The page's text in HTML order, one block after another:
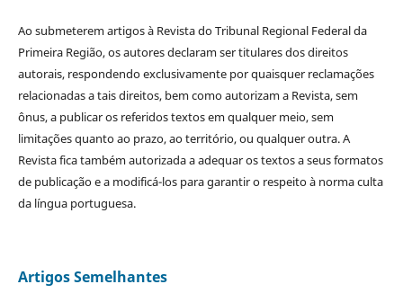
Ao submeterem artigos à Revista do Tribunal Regional Federal da
Primeira Região, os autores declaram ser titulares dos direitos
autorais, respondendo exclusivamente por quaisquer reclamações
relacionadas a tais direitos, bem como autorizam a Revista, sem
ônus, a publicar os referidos textos em qualquer meio, sem
limitações quanto ao prazo, ao território, ou qualquer outra. A
Revista fica também autorizada a adequar os textos a seus formatos
de publicação e a modificá-los para garantir o respeito à norma culta
da língua portuguesa.
Artigos Semelhantes